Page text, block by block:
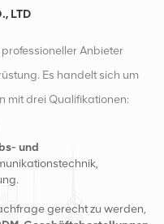
LTD
Anbieter
Es handelt sich um
mit drei Qualifikationen:
Lager und
Hongkong. Im Jahr
wir internationale
und
gerecht zu werden,